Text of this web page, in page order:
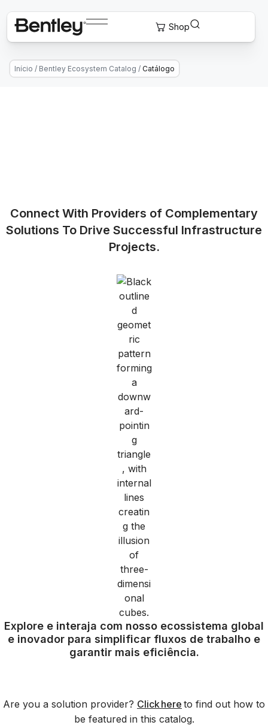
Início / Bentley Ecosystem Catalog / Catálogo
Connect With Providers of Complementary
Solutions To Drive Successful Infrastructure
Projects.
Explore e interaja com nosso ecossistema global
e inovador para simplificar fluxos de trabalho e
garantir mais eficiência.
Are you a solution provider? Click here to find out how to
be featured in this catalog.